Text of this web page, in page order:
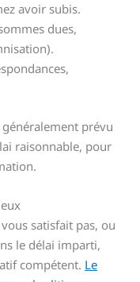
avoir subis.
dues,
généralement prévu
raisonnable, pour
satisfait pas, ou
le délai imparti,
compétent. Le